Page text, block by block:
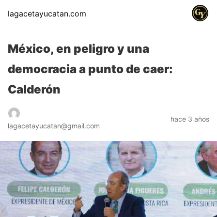
lagacetayucatan.com
México, en peligro y una
democracia a punto de caer:
Calderón
lagacetayucatan@gmail.com
hace 3 años